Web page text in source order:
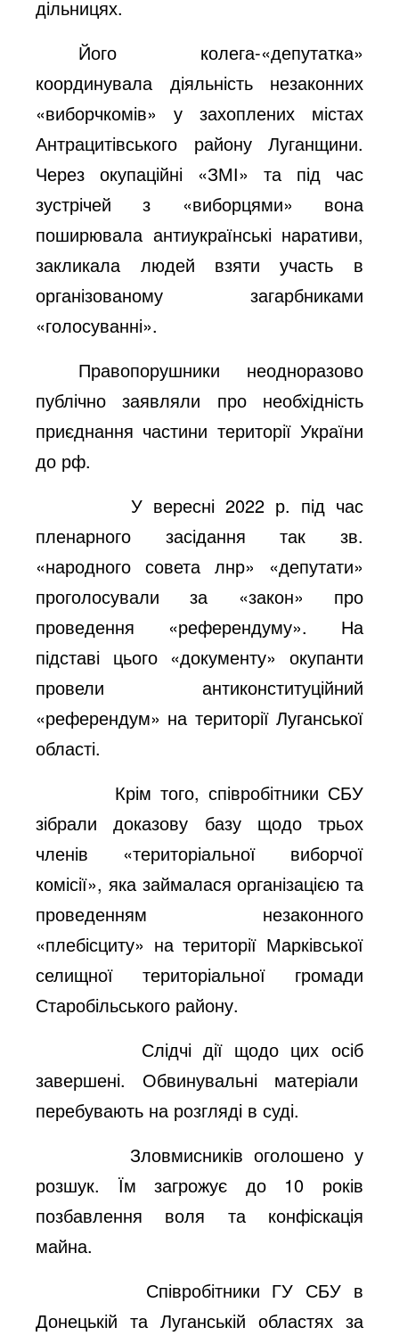
дільницях.
Його колега-«депутатка»
координувала діяльність незаконних
«виборчкомів» у захоплених містах
Антрацитівського району Луганщини.
Через окупаційні «ЗМІ» та під час
зустрічей з «виборцями» вона
поширювала антиукраїнські наративи,
закликала людей взяти участь в
організованому загарбниками
«голосуванні».
Правопорушники неодноразово
публічно заявляли про необхідність
приєднання частини території України
до рф.
У вересні 2022 р. під час
пленарного засідання так зв.
«народного совета лнр» «депутати»
проголосували за «закон» про
проведення «референдуму». На
підставі цього «документу» окупанти
провели антиконституційний
«референдум» на території Луганської
області.
Крім того, співробітники СБУ
зібрали доказову базу щодо трьох
членів «територіальної виборчої
комісії», яка займалася організацією та
проведенням незаконного
«плебісциту» на території Марківської
селищної територіальної громади
Старобільського району.
Слідчі дії щодо цих осіб
завершені. Обвинувальні матеріали
перебувають на розгляді в суді.
Зловмисників оголошено у
розшук. Їм загрожує до 10 років
позбавлення воля та конфіскація
майна.
Співробітники ГУ СБУ в
Донецькій та Луганській областях за